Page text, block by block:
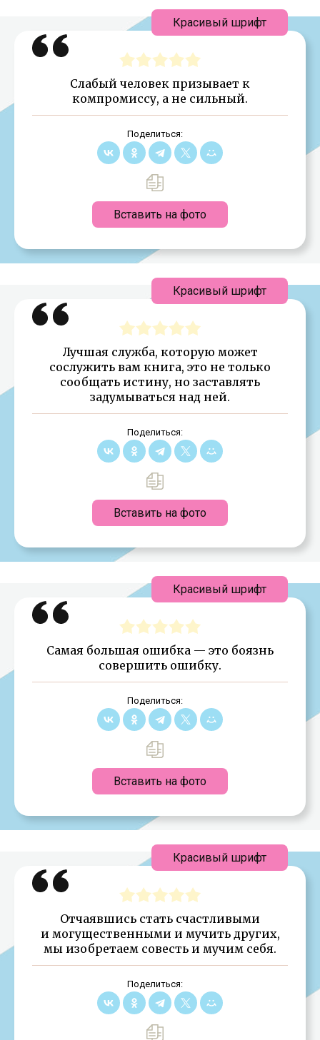
Слабый человек призывает к
компромиссу, а не сильный.
Поделиться:
Вставить на фото
Красивый шрифт
Лучшая служба, которую может
сослужить вам книга, это не только
сообщать истину, но заставлять
задумываться над ней.
Поделиться:
Вставить на фото
Красивый шрифт
Самая большая ошибка — это боязнь
совершить ошибку.
Поделиться:
Вставить на фото
Красивый шрифт
Отчаявшись стать счастливыми
и могущественными и мучить других,
мы изобретаем совесть и мучим себя.
Поделиться:
Красивый шрифт